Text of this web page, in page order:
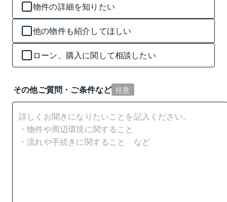
物件の詳細を知りたい
他の物件も紹介してほしい
ローン、購入に関して相談したい
その他ご質問・ご条件など 任意